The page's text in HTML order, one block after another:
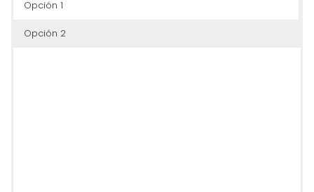
Opción 1
Opción 2